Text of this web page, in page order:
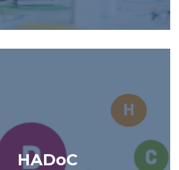
HADoC